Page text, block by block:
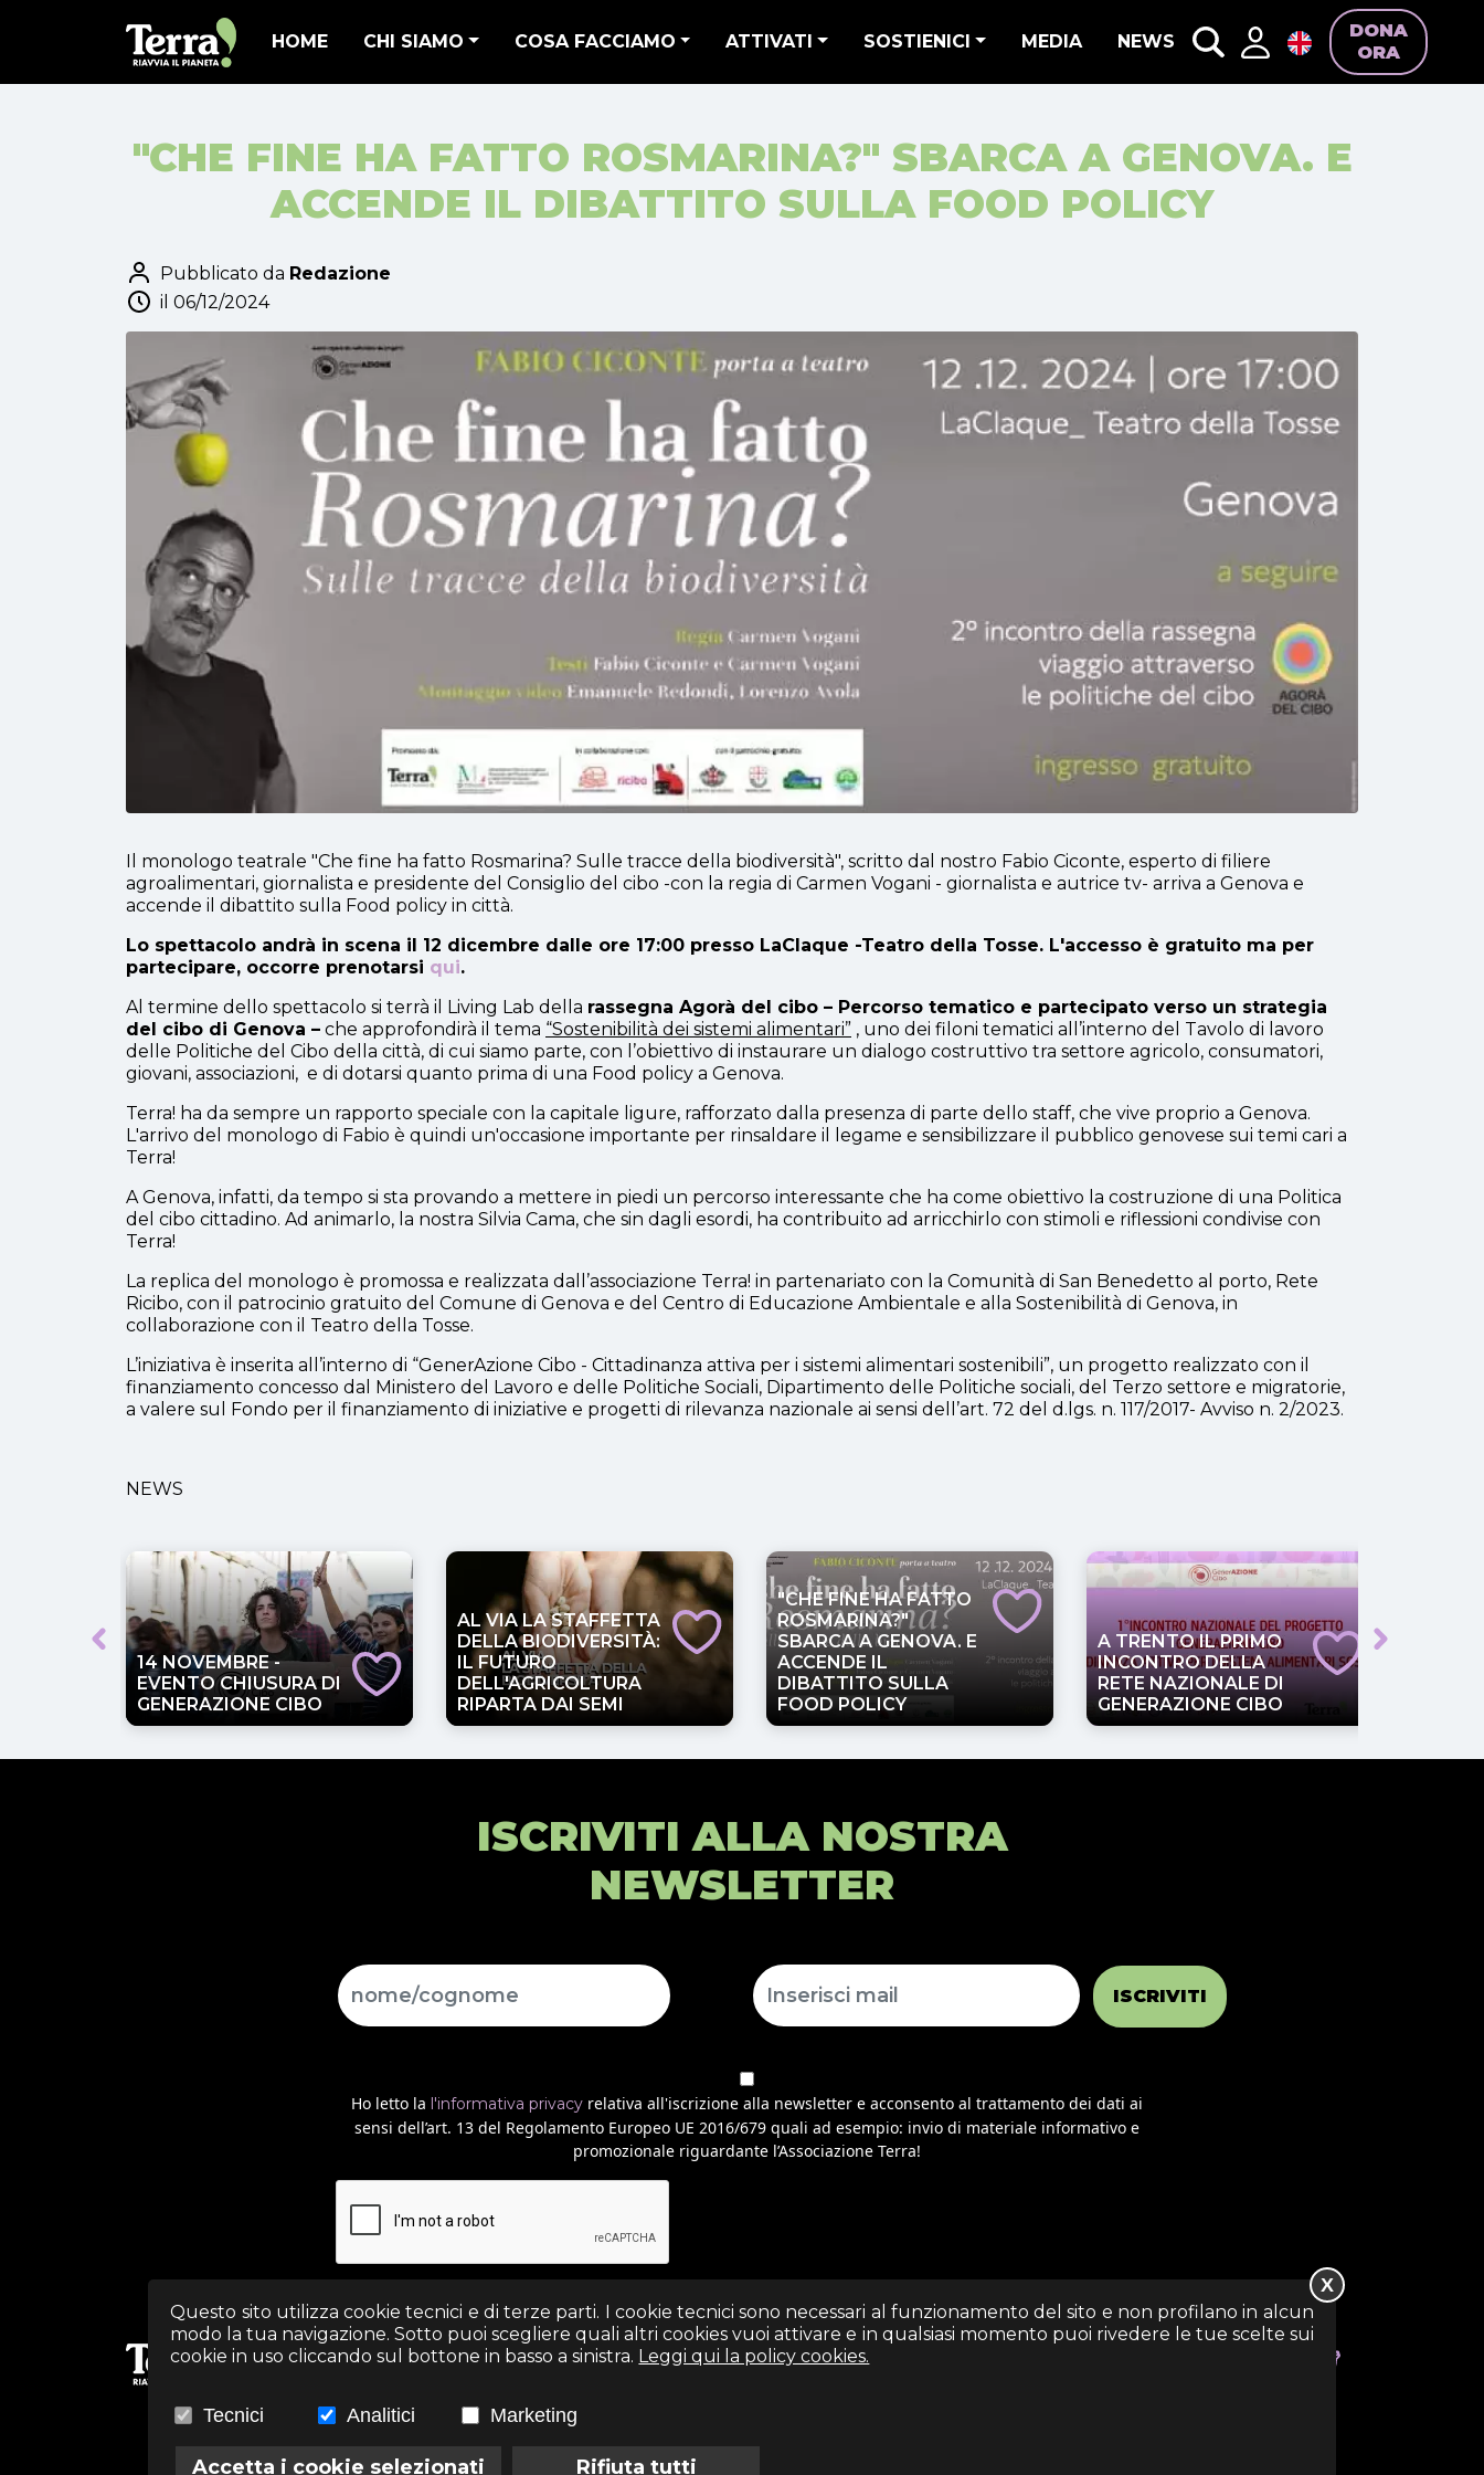
HOME CHI SIAMO COSA FACCIAMO ATTIVATI SOSTIENICI MEDIA NEWS
DONA
ORA
"CHE FINE HA FATTO ROSMARINA?" SBARCA A GENOVA. E
ACCENDE IL DIBATTITO SULLA FOOD POLICY
Pubblicato da Redazione
il 06/12/2024
Il monologo teatrale "Che fine ha fatto Rosmarina? Sulle tracce della biodiversità", scritto dal nostro Fabio Ciconte, esperto di filiere
agroalimentari, giornalista e presidente del Consiglio del cibo -con la regia di Carmen Vogani - giornalista e autrice tv- arriva a Genova e
accende il dibattito sulla Food policy in città.
Lo spettacolo andrà in scena il 12 dicembre dalle ore 17:00 presso LaClaque -Teatro della Tosse. L'accesso è gratuito ma per
partecipare, occorre prenotarsi qui.
Al termine dello spettacolo si terrà il Living Lab della rassegna Agorà del cibo – Percorso tematico e partecipato verso un strategia
del cibo di Genova – che approfondirà il tema “Sostenibilità dei sistemi alimentari” , uno dei filoni tematici all’interno del Tavolo di lavoro
delle Politiche del Cibo della città, di cui siamo parte, con l’obiettivo di instaurare un dialogo costruttivo tra settore agricolo, consumatori,
giovani, associazioni, e di dotarsi quanto prima di una Food policy a Genova.
Terra! ha da sempre un rapporto speciale con la capitale ligure, rafforzato dalla presenza di parte dello staff, che vive proprio a Genova.
L'arrivo del monologo di Fabio è quindi un'occasione importante per rinsaldare il legame e sensibilizzare il pubblico genovese sui temi cari a
Terra!
A Genova, infatti, da tempo si sta provando a mettere in piedi un percorso interessante che ha come obiettivo la costruzione di una Politica
del cibo cittadino. Ad animarlo, la nostra Silvia Cama, che sin dagli esordi, ha contribuito ad arricchirlo con stimoli e riflessioni condivise con
Terra!
La replica del monologo è promossa e realizzata dall’associazione Terra! in partenariato con la Comunità di San Benedetto al porto, Rete
Ricibo, con il patrocinio gratuito del Comune di Genova e del Centro di Educazione Ambientale e alla Sostenibilità di Genova, in
collaborazione con il Teatro della Tosse.
L’iniziativa è inserita all’interno di “GenerAzione Cibo - Cittadinanza attiva per i sistemi alimentari sostenibili”, un progetto realizzato con il
finanziamento concesso dal Ministero del Lavoro e delle Politiche Sociali, Dipartimento delle Politiche sociali, del Terzo settore e migratorie,
a valere sul Fondo per il finanziamento di iniziative e progetti di rilevanza nazionale ai sensi dell’art. 72 del d.lgs. n. 117/2017- Avviso n. 2/2023.
NEWS
14 NOVEMBRE -
EVENTO CHIUSURA DI
GENERAZIONE CIBO
AL VIA LA STAFFETTA
DELLA BIODIVERSITÀ:
IL FUTURO
DELL'AGRICOLTURA
RIPARTA DAI SEMI
"CHE FINE HA FATTO
ROSMARINA?"
SBARCA A GENOVA. E
ACCENDE IL
DIBATTITO SULLA
FOOD POLICY
A TRENTO IL PRIMO
INCONTRO DELLA
RETE NAZIONALE DI
GENERAZIONE CIBO
ISCRIVITI ALLA NOSTRA
NEWSLETTER
ISCRIVITI
Ho letto la l'informativa privacy relativa all'iscrizione alla newsletter e acconsento al trattamento dei dati ai
sensi dell’art. 13 del Regolamento Europeo UE 2016/679 quali ad esempio: invio di materiale informativo e
promozionale riguardante l’Associazione Terra!
(+39) 06 69352313 - Via Arezzo n. 18 - 00161- Roma
- Italia
Questo sito utilizza cookie tecnici e di terze parti. I cookie tecnici sono necessari al funzionamento del sito e non profilano in alcun
modo la tua navigazione. Sotto puoi scegliere quali altri cookies vuoi attivare e in qualsiasi momento puoi rivedere le tue scelte sui
cookie in uso cliccando sul bottone in basso a sinistra. Leggi qui la policy cookies.
Tecnici Analitici Marketing
Accetta i cookie selezionati Rifiuta tutti
X